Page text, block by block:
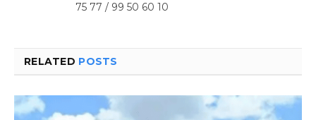
75 77 / 99 50 60 10
RELATED POSTS